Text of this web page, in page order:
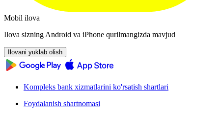
Mobil ilova
Ilova sizning Android va iPhone qurilmangizda mavjud
Ilovani yuklab olish
Kompleks bank xizmatlarini ko'rsatish shartlari
Foydalanish shartnomasi